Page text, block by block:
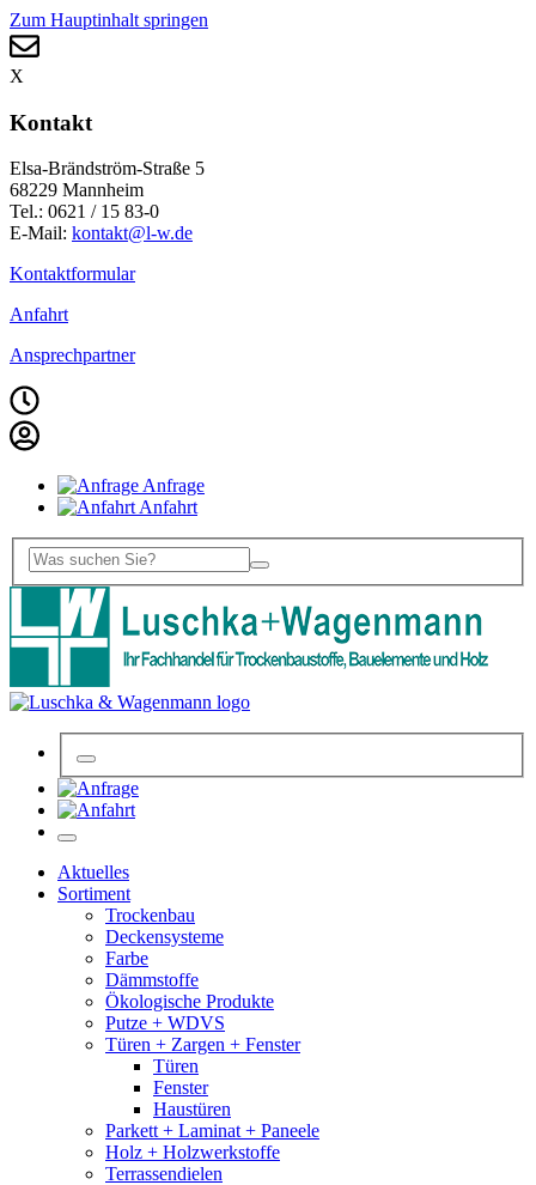
Zum Hauptinhalt springen
X
Kontakt
Elsa-Brändström-Straße 5
68229 Mannheim
Tel.: 0621 / 15 83-0
E-Mail: kontakt@l-w.de
Kontaktformular
Anfahrt
Ansprechpartner
Anfrage
Anfahrt
Aktuelles
Sortiment
Trockenbau
Deckensysteme
Farbe
Dämmstoffe
Ökologische Produkte
Putze + WDVS
Türen + Zargen + Fenster
Türen
Fenster
Haustüren
Parkett + Laminat + Paneele
Holz + Holzwerkstoffe
Terrassendielen